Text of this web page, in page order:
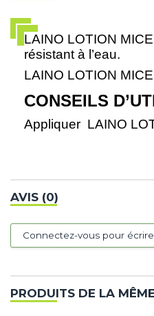
LAINO LOTION
résistant à l’eau.
LAINO LOTION
CONSEILS
Appliquer LAINO
AVIS (0)
Connectez-vous pour
PRODUITS DE LA